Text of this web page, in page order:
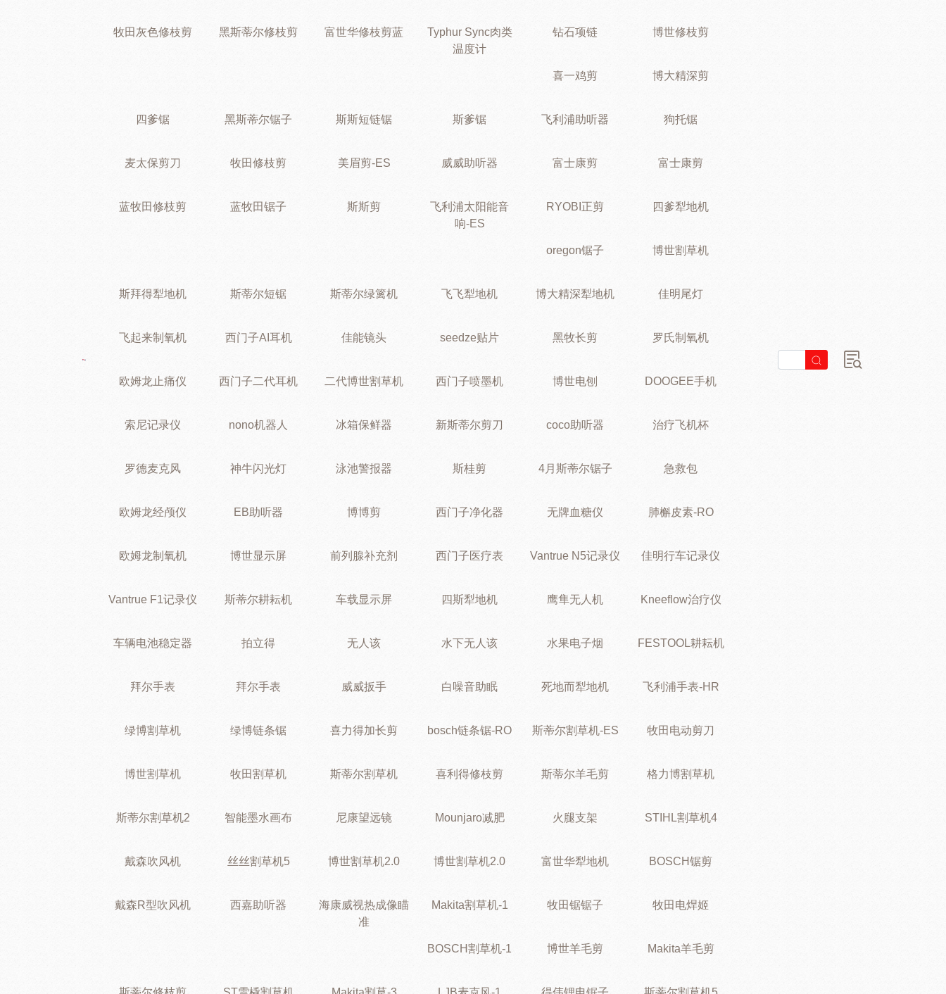
牧田灰色修枝剪 黑斯蒂尔修枝剪 富世华修枝剪蓝
Typhur Sync肉类
温度计
钻石项链 博世修枝剪
喜一鸡剪 博大精深剪
四爹锯 黑斯蒂尔锯子 斯斯短链锯 斯爹锯 飞利浦助听器 狗托锯
麦太保剪刀 牧田修枝剪 美眉剪-ES 威威助听器 富士康剪 富士康剪
蓝牧田修枝剪 蓝牧田锯子 斯斯剪
飞利浦太阳能音
响-ES
RYOBI正剪 四爹犁地机
oregon锯子 博世割草机
斯拜得犁地机 斯蒂尔短锯 斯蒂尔绿篱机 飞飞犁地机 博大精深犁地机 佳明尾灯
飞起来制氧机 西门子AI耳机 佳能镜头 seedze贴片 黑牧长剪 罗氏制氧机
欧姆龙止痛仪 西门子二代耳机 二代博世割草机 西门子喷墨机 博世电刨 DOOGEE手机
索尼记录仪 nono机器人 冰箱保鲜器 新斯蒂尔剪刀 coco助听器 治疗飞机杯
罗德麦克风 神牛闪光灯 泳池警报器 斯桂剪 4月斯蒂尔锯子 急救包
欧姆龙经颅仪 EB助听器 博博剪 西门子净化器 无牌血糖仪 肺槲皮素-RO
欧姆龙制氧机 博世显示屏 前列腺补充剂 西门子医疗表 Vantrue N5记录仪 佳明行车记录仪
Vantrue F1记录仪 斯蒂尔耕耘机 车载显示屏 四斯犁地机 鹰隼无人机 Kneeflow治疗仪
车辆电池稳定器 拍立得 无人该 水下无人该 水果电子烟 FESTOOL耕耘机
拜尔手表 拜尔手表 威威扳手 白噪音助眠 死地而犁地机 飞利浦手表-HR
绿博割草机 绿博链条锯 喜力得加长剪 bosch链条锯-RO 斯蒂尔割草机-ES 牧田电动剪刀
博世割草机 牧田割草机 斯蒂尔割草机 喜利得修枝剪 斯蒂尔羊毛剪 格力博割草机
斯蒂尔割草机2 智能墨水画布 尼康望远镜 Mounjaro减肥 火腿支架 STIHL割草机4
戴森吹风机 丝丝割草机5 博世割草机2.0 博世割草机2.0 富世华犁地机 BOSCH锯剪
戴森R型吹风机 西嘉助听器
海康威视热成像瞄
准
Makita割草机-1 牧田锯锯子 牧田电焊姬
BOSCH割草机-1 博世羊毛剪 Makita羊毛剪